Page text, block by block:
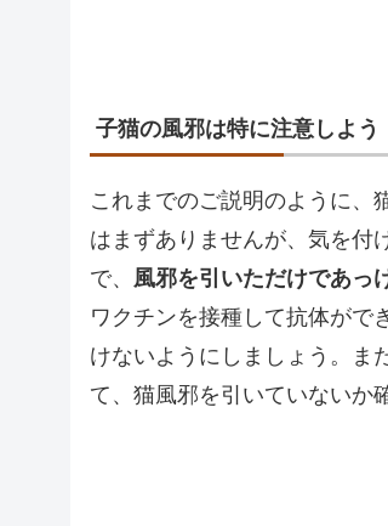
子猫の風邪は特に注意しよう
これまでのご説明のように、
はまずありませんが、気を付
で、 風邪を引いただけであっ
ワクチンを接種して抗体がで
けないようにしましょう。ま
て、猫風邪を引いていないか